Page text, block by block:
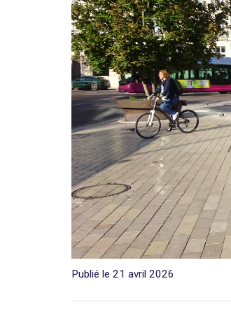
Publié le 21 avril 2026